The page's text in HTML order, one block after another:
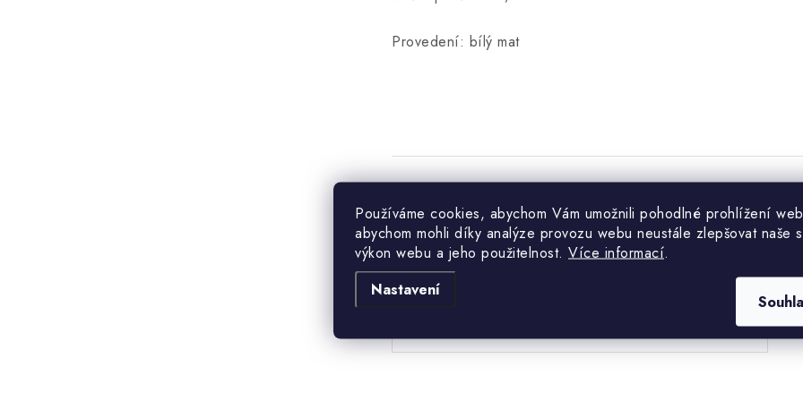
Používáme cookies, abychom Vám umožnili pohodlné prohlížení
abychom mohli díky analýze provozu webu neustále zlepšovat naše
výkon webu a jeho použitelnost. Více informací.
Nastavení
Provedení: bílý mat
Hodnocení produktu (0)
Buďte první, kdo napíše příspěvek k této položce.